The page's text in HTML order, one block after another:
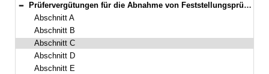
Bereich reduzieren
Prüfervergütungen für die Abnahme von Feststellungsprüfungen und Schulabschlussprüfungen in besonderen Fremdsprachen an staatlichen Schulen
Abschnitt A
Abschnitt B
Abschnitt C
Abschnitt D
Abschnitt E